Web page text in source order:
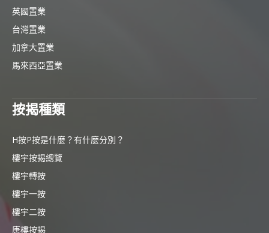
英國置業
台灣置業
加拿大置業
馬來西亞置業
按揭種類
H按P按是什麼？有什麼分別？
樓宇按揭總覽
樓宇轉按
樓宇一按
樓宇二按
唐樓按揭